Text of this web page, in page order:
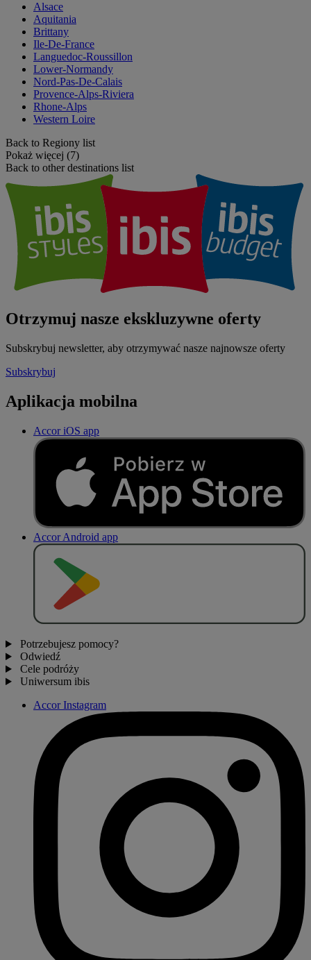
Alsace
Aquitania
Brittany
Ile-De-France
Languedoc-Roussillon
Lower-Normandy
Nord-Pas-De-Calais
Provence-Alps-Riviera
Rhone-Alps
Western Loire
Back to Regiony list
Pokaż więcej (7)
Back to other destinations list
Otrzymuj nasze ekskluzywne oferty
Subskrybuj newsletter, aby otrzymywać nasze najnowsze oferty
Subskrybuj
Aplikacja mobilna
Accor iOS app
Accor Android app
Potrzebujesz pomocy?
Odwiedź
Cele podróży
Uniwersum ibis
Accor Instagram